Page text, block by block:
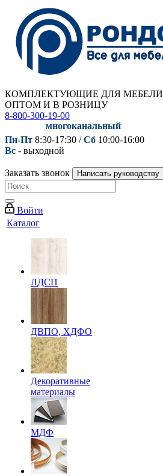
КОМПЛЕКТУЮЩИЕ ДЛЯ МЕБЕЛИ
ОПТОМ И В РОЗНИЦУ
8-800-300-19-00
многоканальный
Пн-Пт 8:30-17:30 /Сб 10:00-16:00
Вс - выходной
Заказать звонок Написать руководству
Войти
Каталог
ЛДСП
ДВПО, ХДФО
Декоративные
материалы
МДФ